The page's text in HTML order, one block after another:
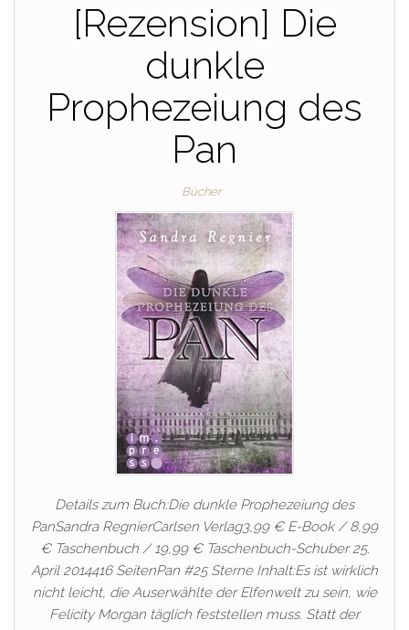
[Rezension] Die
dunkle
Prophezeiung des
Pan
Bücher
Details zum Buch:Die dunkle Prophezeiung des
PanSandra RegnierCarlsen Verlag3,99 € E-Book / 8,99
€ Taschenbuch / 19,99 € Taschenbuch-Schuber 25.
April 2014416 SeitenPan #25 Sterne Inhalt:Es ist wirklich
nicht leicht, die Auserwählte der Elfenwelt zu sein, wie
Felicity Morgan täglich feststellen muss. Statt der